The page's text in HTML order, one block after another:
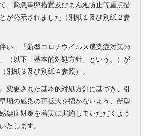
、緊急事態措置及びまん延防止等重点措
が公示されました（別紙１及び別紙２参
い、「新型コロナウイルス感染症対策の
（以下「基本的対処方針」という。）が
別紙３及び別紙４参照）。
変更された基本的対処方針に基づき、引
期の感染の再拡大を招かないよう、新型
染症対策を着実に実施していただくよう
たします。